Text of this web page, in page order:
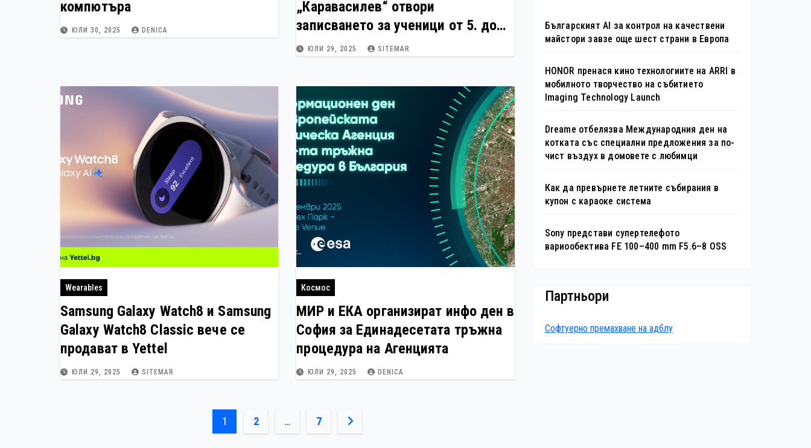
компютъра
ЮЛИ 30, 2025 DENICA
„Каравасилев“ отвори
записването за ученици от 5. до
12. клас за новата учебна година
ЮЛИ 29, 2025 SITEMAR
Wearables
Samsung Galaxy Watch8 и Samsung
Galaxy Watch8 Classic вече се
продават в Yettel
ЮЛИ 29, 2025 SITEMAR
Космос
МИР и ЕКА организират инфо ден в
София за Единадесетата тръжна
процедура на Агенцията
ЮЛИ 29, 2025 DENICA
Разделяне
1 2 … 7
Българският AI за контрол на качествени
майстори завзе още шест страни в Европа
HONOR пренася кино технологиите на ARRI в
мобилното творчество на събитието
Imaging Technology Launch
Dreame отбелязва Международния ден на
котката със специални предложения за по-
чист въздух в домовете с любимци
Как да превърнете летните събирания в
купон с караоке система
Sony представи супертелефото
вариообектива FE 100–400 mm F5.6–8 OSS
Партньори
Софтуерно премахване на адблу